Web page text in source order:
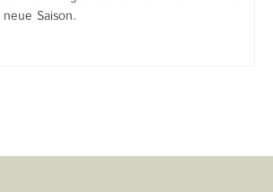
Saison.